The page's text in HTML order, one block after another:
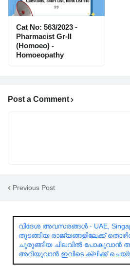
Cat No: 563/2023 -
Pharmacist Gr-II
(Homoeo) -
Homoeopathy
Post a Comment
Previous Post
വിദേശ അവസരങ്ങൾ - UAE,
തുടങ്ങിയ രാജ്യങ്ങളിലേക്ക്
ചുരുങ്ങിയ ചിലവിൽ
അറിയുവാൻ ഇവിടെ ക്ലിക്ക്